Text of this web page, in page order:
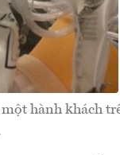
hành khách